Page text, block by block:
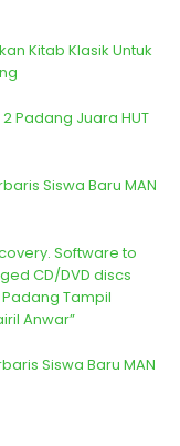
Kitab Klasik Untuk
2 Padang Juara HUT
Siswa Baru MAN
Software to
CD/DVD discs
Padang Tampil
Anwar”
Siswa Baru MAN